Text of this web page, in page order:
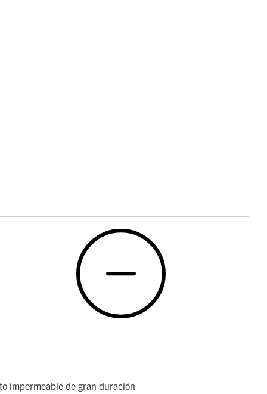
impermeable de gran duración